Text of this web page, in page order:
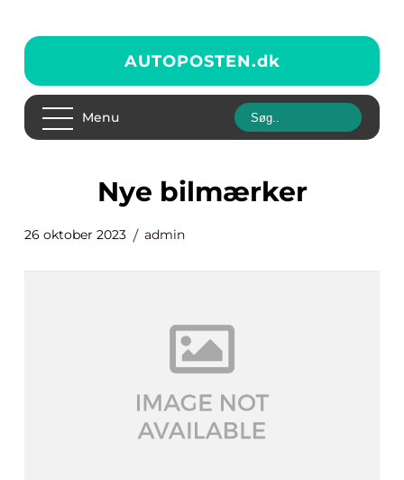
AUTOPOSTEN.dk
Menu
nye bilmærker
26 oktober 2023 admin